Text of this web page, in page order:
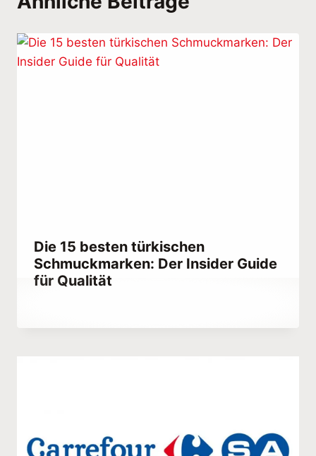
Die 15 besten türkischen
Schmuckmarken: Der Insider Guide
für Qualität